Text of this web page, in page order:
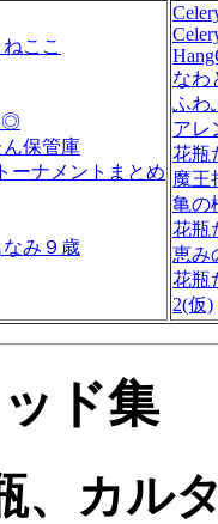
ここ
◎
保管庫
ーナメントまとめ
み９歳
なわ
ふわ
アレ
花瓶
魔王
亀の
花瓶
恵み
花瓶
2(仮)
ド集
、カル